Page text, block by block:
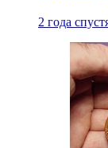
2 года